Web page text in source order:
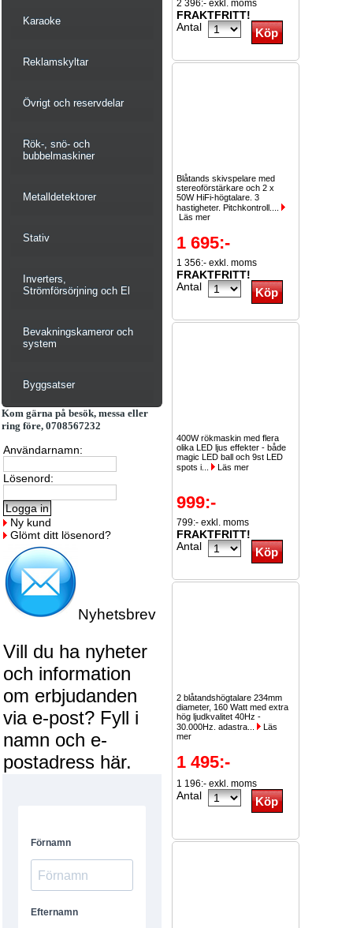
Karaoke
Reklamskyltar
Övrigt och reservdelar
Rök-, snö- och
bubbelmaskiner
Metalldetektorer
Stativ
Inverters,
Strömförsörjning och El
Bevakningskameror och
system
Byggsatser
Kom gärna på besök, messa eller
ring före, 0708567232
Användarnamn:
Lösenord:
Ny kund
Glömt ditt lösenord?
Nyhetsbrev
Vill du ha nyheter
och information
om erbjudanden
via e-post? Fyll i
namn och e-
postadress här.
2 396:- exkl. moms
FRAKTFRITT!
Antal
Blåtands skivspelare med
stereoförstärkare och 2 x
50W HiFi-högtalare. 3
hastigheter. Pitchkontroll....
Läs mer
1 695:-
1 356:- exkl. moms
FRAKTFRITT!
Antal
400W rökmaskin med flera
olika LED ljus effekter - både
magic LED ball och 9st LED
spots i...
Läs mer
999:-
799:- exkl. moms
FRAKTFRITT!
Antal
2 blåtandshögtalare 234mm
diameter, 160 Watt med extra
hög ljudkvalitet 40Hz -
30.000Hz. adastra...
Läs
mer
1 495:-
1 196:- exkl. moms
Antal